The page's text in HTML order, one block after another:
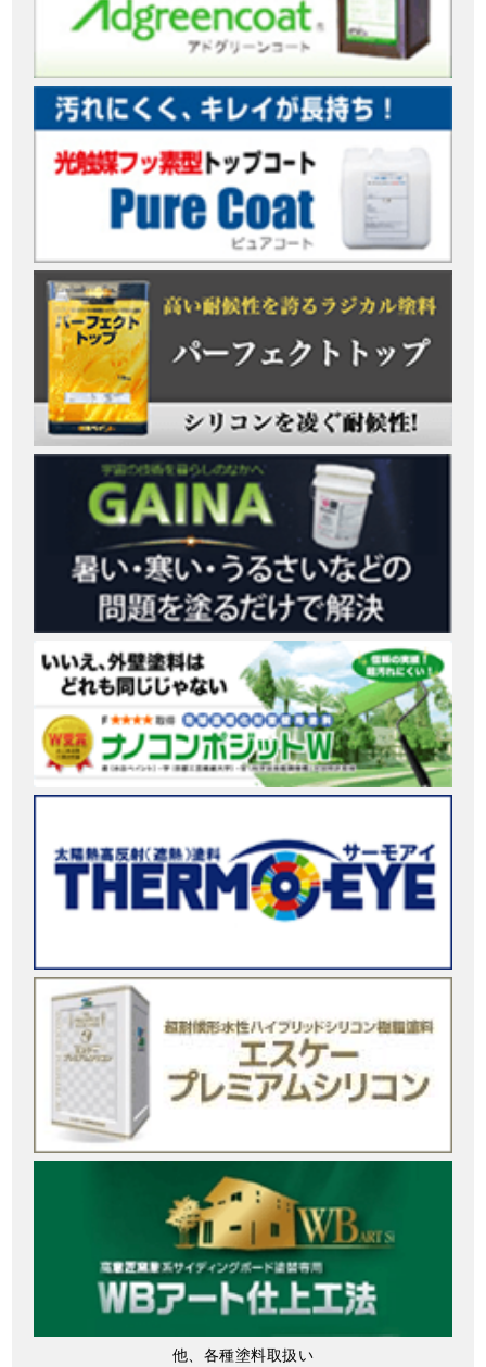
他、各種塗料取扱い